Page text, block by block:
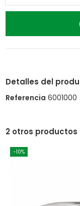
Detalles del
Referencia 6001000
2 otros
-10%